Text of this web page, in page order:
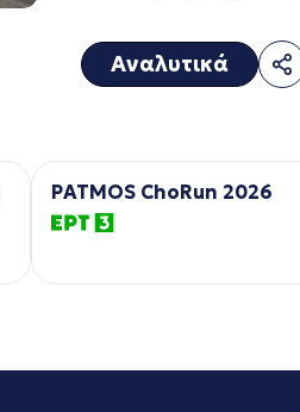
Αναλυτικά
PATMOS ChoRun 2026